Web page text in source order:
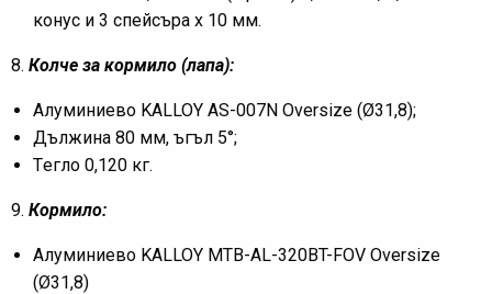
конус и 3 спейсъра х 10 мм.
8. Колче за кормило (лапа):
Алуминиево KALLOY AS-007N Oversize (Ø31,8);
Дължина 80 мм, ъгъл 5°;
Tегло 0,120 кг.
9. Кормило:
Алуминиево KALLOY MTB-AL-320BT-FOV Oversize
(Ø31,8)